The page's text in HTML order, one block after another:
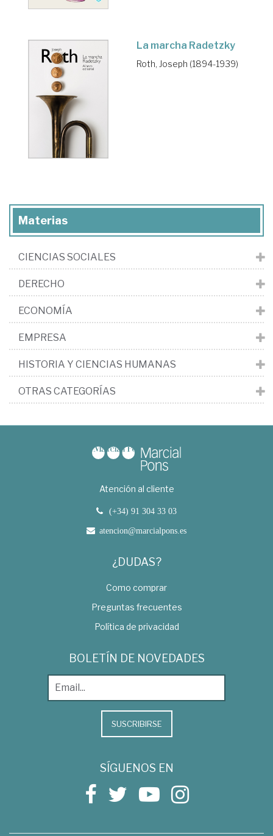
La marcha Radetzky
Roth, Joseph (1894-1939)
Materias
CIENCIAS SOCIALES
DERECHO
ECONOMÍA
EMPRESA
HISTORIA Y CIENCIAS HUMANAS
OTRAS CATEGORÍAS
Atención al cliente
(+34) 91 304 33 03
atencion@marcialpons.es
¿DUDAS?
Como comprar
Preguntas frecuentes
Política de privacidad
BOLETÍN DE NOVEDADES
SUSCRIBIRSE
SÍGUENOS EN